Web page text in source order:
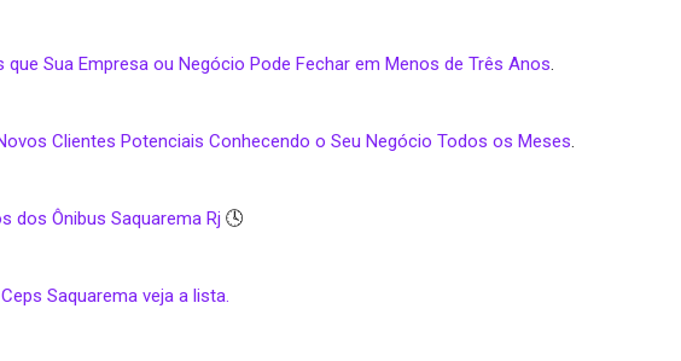
que Sua Empresa ou Negócio Pode Fechar em Menos de Três Anos.
Clientes Potenciais Conhecendo o Seu Negócio Todos os Meses.
dos Ônibus Saquarema Rj 🕓
Saquarema veja a lista.